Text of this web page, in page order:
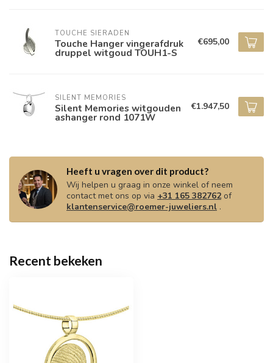
TOUCHE SIERADEN
Touche Hanger vingerafdruk
druppel witgoud TOUH1-S
€695,00
SILENT MEMORIES
Silent Memories witgouden
ashanger rond 1071W
€1.947,50
Heeft u vragen over dit product?
Wij helpen u graag in onze winkel of neem
contact met ons op via +31 165 382762of
klantenservice@roemer-juweliers.nl .
Recent bekeken